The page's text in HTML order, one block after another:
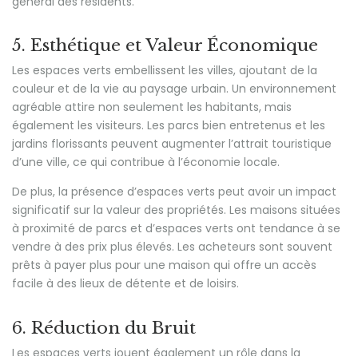
5. Esthétique et Valeur Économique
Les espaces verts embellissent les villes, ajoutant de la
couleur et de la vie au paysage urbain. Un environnement
agréable attire non seulement les habitants, mais
également les visiteurs. Les parcs bien entretenus et les
jardins florissants peuvent augmenter l’attrait touristique
d’une ville, ce qui contribue à l’économie locale.
De plus, la présence d’espaces verts peut avoir un impact
significatif sur la valeur des propriétés. Les maisons situées
à proximité de parcs et d’espaces verts ont tendance à se
vendre à des prix plus élevés. Les acheteurs sont souvent
prêts à payer plus pour une maison qui offre un accès
facile à des lieux de détente et de loisirs.
6. Réduction du Bruit
Les espaces verts jouent également un rôle dans la